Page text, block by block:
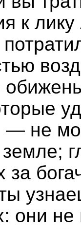
к
— не
за
они не